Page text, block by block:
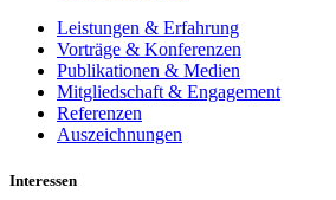
Leistungen & Erfahrung
Vorträge & Konferenzen
Publikationen & Medien
Mitgliedschaft & Engagement
Referenzen
Auszeichnungen
Interessen